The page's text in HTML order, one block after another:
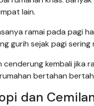
lain.
ramai pada pagi
gurih sejak pagi
cenderung kembali jika
bertahan
dan